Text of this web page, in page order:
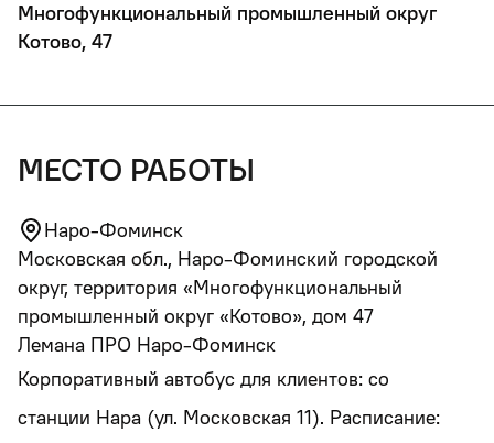
Многофункциональный промышленный округ
Котово, 47
место работы
Наро-Фоминск
Московская обл., Наро-Фоминский городской
округ, территория «Многофункциональный
промышленный округ «Котово», дом 47
Лемана ПРО Наро-Фоминск
Корпоративный автобус для клиентов: со
станции Нара (ул. Московская 11). Расписание: